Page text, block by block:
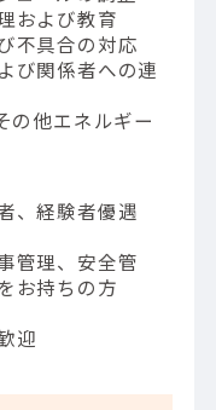
および教育
不具合の対応
び関係者への連
の他エネルギー
、経験者優遇
管理、安全管
お持ちの方
迎